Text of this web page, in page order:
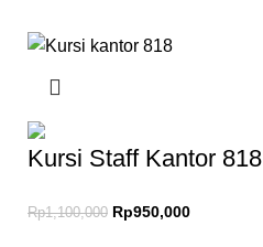
Kursi Staff Kantor 818
Rp1,100,000 Rp950,000